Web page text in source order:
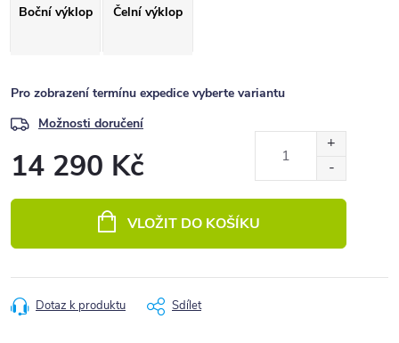
Boční výklop Čelní výklop
Pro zobrazení termínu expedice vyberte variantu
Možnosti doručení
14 290 Kč
VLOŽIT DO KOŠÍKU
Dotaz k produktu Sdílet